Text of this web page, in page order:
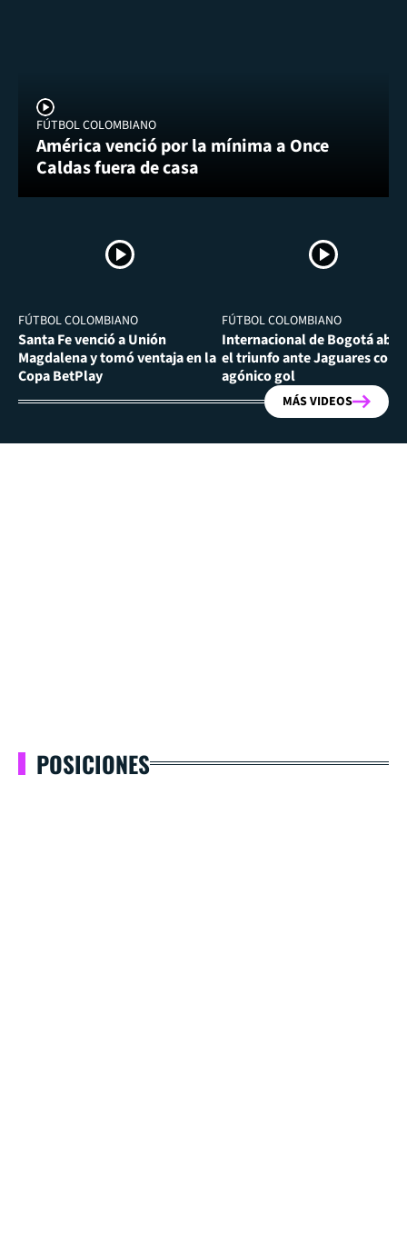
FÚTBOL COLOMBIANO
América venció por la mínima a Once
Caldas fuera de casa
FÚTBOL COLOMBIANO
Santa Fe venció a Unión
Magdalena y tomó ventaja en la
Copa BetPlay
FÚTBOL COLOMBIANO
Internacional de Bogotá
el triunfo ante Jaguares con
agónico gol
MÁS VIDEOS
POSICIONES